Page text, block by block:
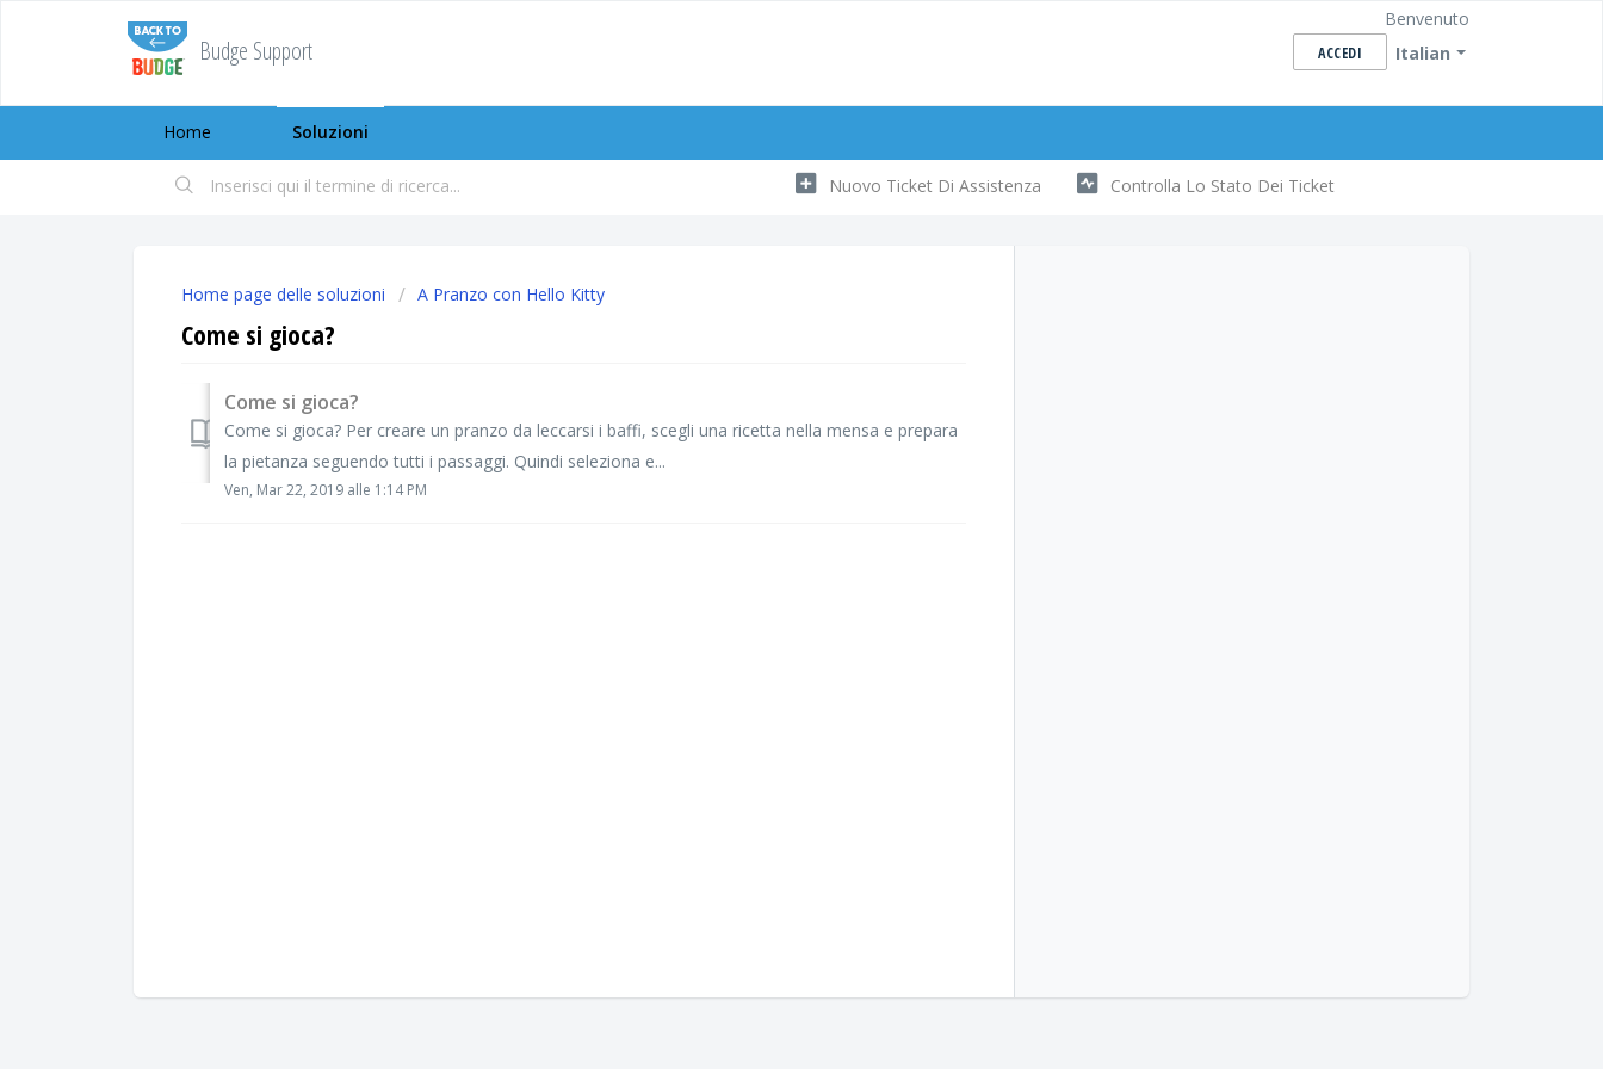
Budge Support Italian
Benvenuto
ACCEDI
Home Soluzioni
Nuovo Ticket Di Assistenza Controlla Lo Stato Dei Ticket
Home page delle soluzioni A Pranzo con Hello Kitty
Come si gioca?
Come si gioca?
Come si gioca? Per creare un pranzo da leccarsi i baffi, scegli una ricetta nella mensa e prepara
la pietanza seguendo tutti i passaggi. Quindi seleziona e...
Ven, Mar 22, 2019 alle 1:14 PM